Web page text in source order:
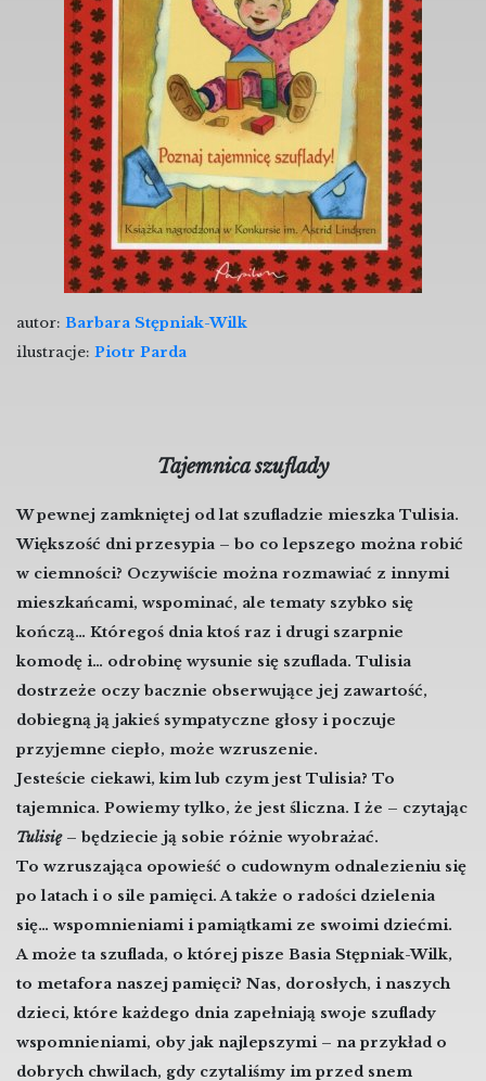
autor: Barbara Stępniak-Wilk
ilustracje: Piotr Parda
Tajemnica szuflady
W pewnej zamkniętej od lat szufladzie mieszka Tulisia.
Większość dni przesypia – bo co lepszego można robić
w ciemności? Oczywiście można rozmawiać z innymi
mieszkańcami, wspominać, ale tematy szybko się
kończą… Któregoś dnia ktoś raz i drugi szarpnie
komodę i… odrobinę wysunie się szuflada. Tulisia
dostrzeże oczy bacznie obserwujące jej zawartość,
dobiegną ją jakieś sympatyczne głosy i poczuje
przyjemne ciepło, może wzruszenie.
Jesteście ciekawi, kim lub czym jest Tulisia? To
tajemnica. Powiemy tylko, że jest śliczna. I że – czytając
Tulisię– będziecie ją sobie różnie wyobrażać.
To wzruszająca opowieść o cudownym odnalezieniu się
po latach i o sile pamięci. A także o radości dzielenia
się… wspomnieniami i pamiątkami ze swoimi dziećmi.
A może ta szuflada, o której pisze Basia Stępniak-Wilk,
to metafora naszej pamięci? Nas, dorosłych, i naszych
dzieci, które każdego dnia zapełniają swoje szuflady
wspomnieniami, oby jak najlepszymi – na przykład o
dobrych chwilach, gdy czytaliśmy im przed snem